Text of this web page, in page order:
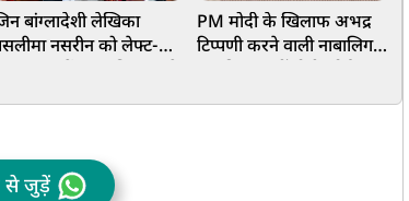
बांग्लादेशी लेखिका
नसरीन को लेफ्ट-
PM मोदी के खिलाफ अभद्र
टिप्पणी करने वाली नाबालिग
से जुड़ें